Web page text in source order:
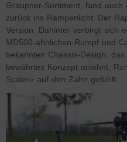
Graupner-Sortiment, fand
zurück ins Rampenlicht: Der
Version. Dahinter verbirgt sich
MD500-ähnlichen-Rumpf und
bekannten Chassis-Design,
bewährtes Konzept anlehnt.
Scaler« auf den Zahn gefühlt.